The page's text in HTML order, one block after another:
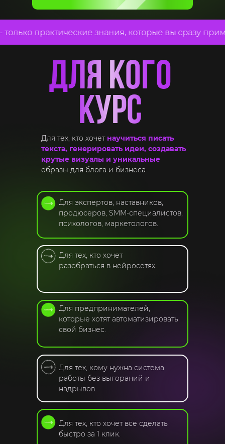
практические знания, которые вы сразу
КУРС
ДЛЯ КОГО
Для тех, кто хочет все сделать
быстро за 1 клик.
Для тех, кому нужна система
работы без выгораний и
надрывов.
Для экспертов, наставников,
продюсеров, SMM-специалистов,
психологов, маркетологов.
Для тех, кто хочет
разобраться в нейросетях.
Для предпринимателей,
которые хотят автоматизировать
свой бизнес.
Для тех, кто хочет научиться писать
текста, генерировать идеи, создавать
крутые визуалы и уникальные
образы для блога и бизнеса